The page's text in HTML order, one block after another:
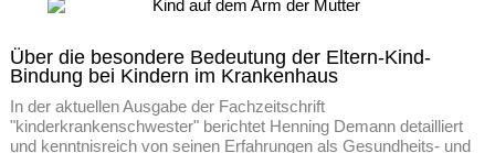
Über die besondere Bedeutung der Eltern-Kind-
Bindung bei Kindern im Krankenhaus
In der aktuellen Ausgabe der Fachzeitschrift
"kinderkrankenschwester" berichtet Henning Demann detailliert
und kenntnisreich von seinen Erfahrungen als Gesundheits- und